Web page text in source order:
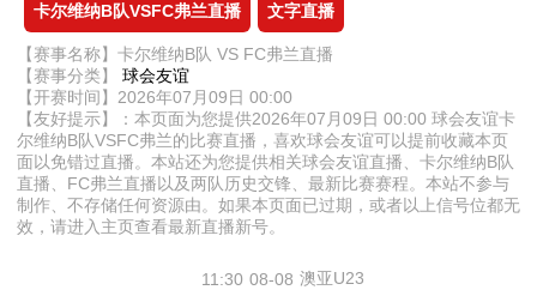
卡尔维纳B队VSFC弗兰直播 文字直播
【赛事名称】卡尔维纳B队 VS FC弗兰直播
【赛事分类】 球会友谊
【开赛时间】2026年07月09日 00:00
【友好提示】：本页面为您提供2026年07月09日 00:00 球会友谊卡
尔维纳B队VSFC弗兰的比赛直播，喜欢球会友谊可以提前收藏本页
面以免错过直播。本站还为您提供相关球会友谊直播、卡尔维纳B队
直播、FC弗兰直播以及两队历史交锋、最新比赛赛程。本站不参与
制作、不存储任何资源由。如果本页面已过期，或者以上信号位都无
效，请进入主页查看最新直播新号。
08-08
11:30 澳亚U23